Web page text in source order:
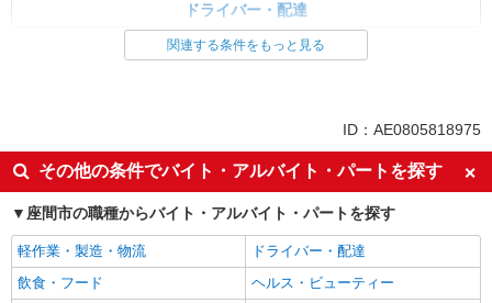
ドライバー・配達
同じ特徴から求人を探す関連する条件をもっと見る
ID：AE0805818975
その他の条件でバイト・アルバイト・パートを探す
座間市の職種からバイト・アルバイト・パートを探す
軽作業・製造・物流
ドライバー・配達
飲食・フード
ヘルス・ビューティー